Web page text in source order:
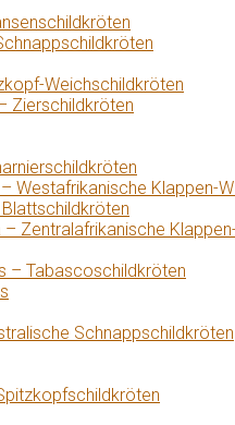
Weichschildkröten
Zierschildkröten
Westafrikanische Klappen-
Zentralafrikanische
– Tabascoschildkröten
Schnappschildkröten